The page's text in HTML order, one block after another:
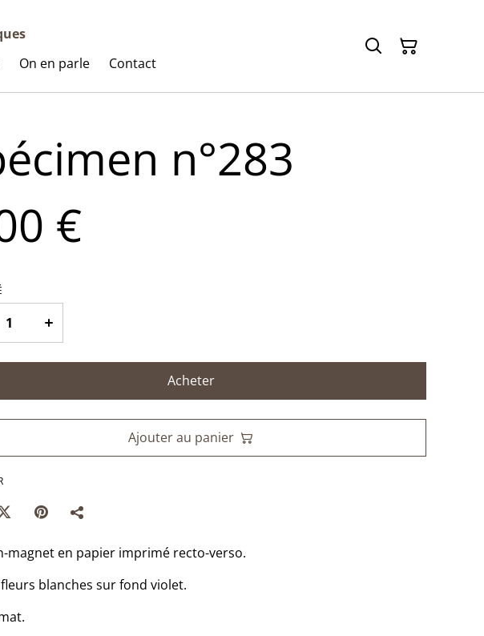
On en parle Contact
n°283
€
Acheter
Ajouter au panier
magnet en papier imprimé recto-verso.
blanches sur fond violet.